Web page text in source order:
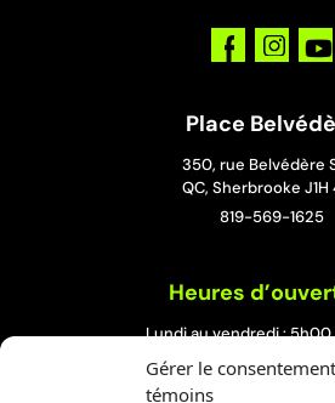
Gérer le
témoins
Place
350, rue Belvédère
QC, Sherbrooke J1H
819-569-1625
Heures
Lundi au vendredi :
Samedi et dimanche :